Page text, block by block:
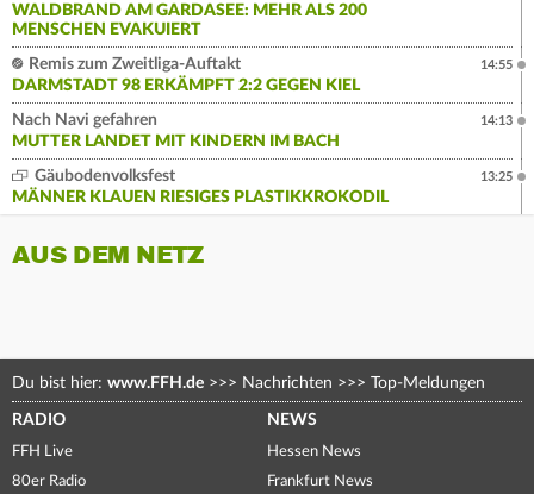
WALDBRAND AM GARDASEE: MEHR ALS 200
MENSCHEN EVAKUIERT
Remis zum Zweitliga-Auftakt
DARMSTADT 98 ERKÄMPFT 2:2 GEGEN KIEL
14:55
Nach Navi gefahren
MUTTER LANDET MIT KINDERN IM BACH
14:13
Gäubodenvolksfest
MÄNNER KLAUEN RIESIGES PLASTIKKROKODIL
13:25
AUS DEM NETZ
Du bist hier: www.FFH.de >>> Nachrichten >>> Top-Meldungen
RADIO
FFH Live
80er Radio
NEWS
Hessen News
Frankfurt News